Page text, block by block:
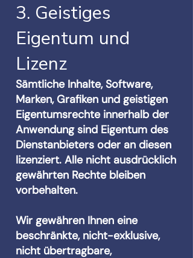
3. Geistiges
Eigentum und
Lizenz
Sämtliche Inhalte, Software,
Marken, Grafiken und geistigen
Eigentumsrechte innerhalb der
Anwendung sind Eigentum des
Dienstanbieters oder an diesen
lizenziert. Alle nicht ausdrücklich
gewährten Rechte bleiben
vorbehalten.
Wir gewähren Ihnen eine
beschränkte, nicht-exklusive,
nicht übertragbare,